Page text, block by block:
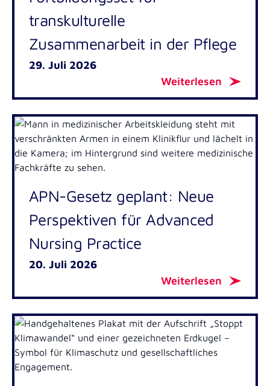
transkulturelle
Zusammenarbeit in der Pflege
29. Juli 2026
Weiterlesen
APN-Gesetz geplant: Neue
Perspektiven für Advanced
Nursing Practice
20. Juli 2026
Weiterlesen